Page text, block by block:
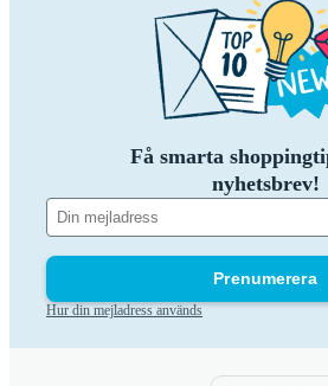
Få smarta
nyhetsbrev!
Prenumerera
Hur din mejladress används